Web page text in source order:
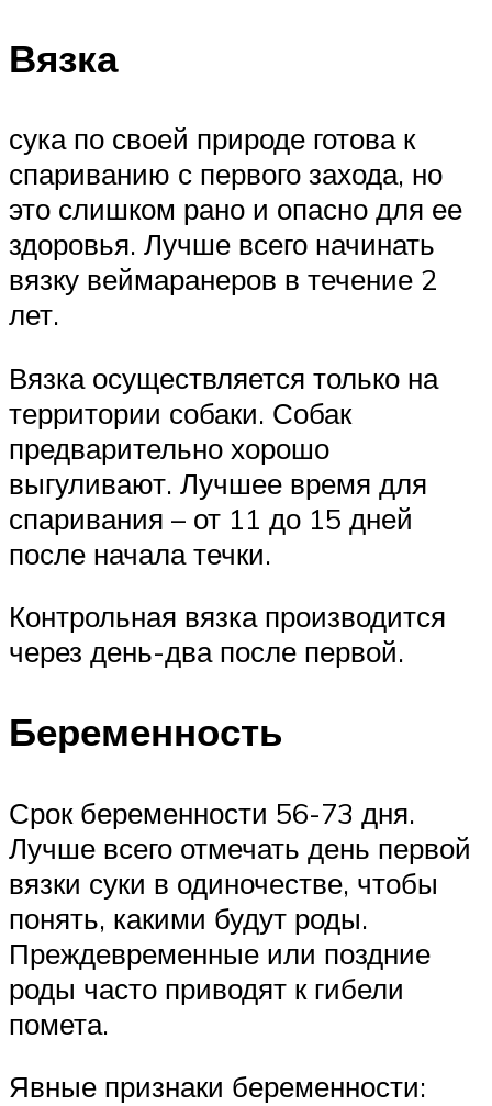
Вязка
сука по своей природе готова к
спариванию с первого захода, но
это слишком рано и опасно для ее
здоровья. Лучше всего начинать
вязку веймаранеров в течение 2
лет.
Вязка осуществляется только на
территории собаки. Собак
предварительно хорошо
выгуливают. Лучшее время для
спаривания – от 11 до 15 дней
после начала течки.
Контрольная вязка производится
через день-два после первой.
Беременность
Срок беременности 56-73 дня.
Лучше всего отмечать день первой
вязки суки в одиночестве, чтобы
понять, какими будут роды.
Преждевременные или поздние
роды часто приводят к гибели
помета.
Явные признаки беременности: